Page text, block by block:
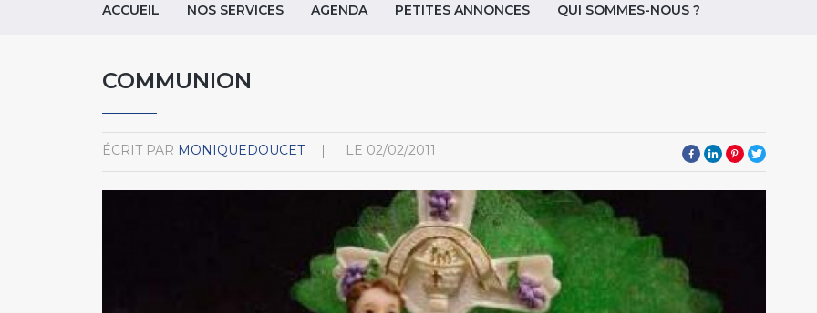
ACCUEIL NOS SERVICES AGENDA PETITES ANNONCES QUI SOMMES-NOUS ?
COMMUNION
ÉCRIT PAR MONIQUEDOUCET LE 02/02/2011